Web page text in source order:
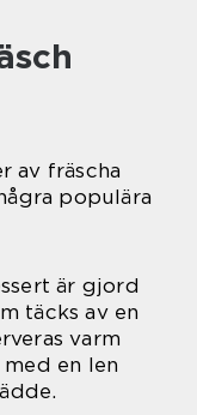
av fräscha
populära
är gjord
täcks av en
varm
en len